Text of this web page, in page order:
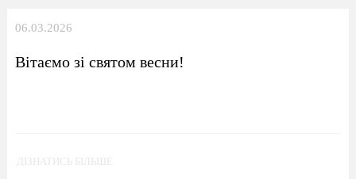
06.03.2026
Вітаємо зі святом весни!
ДІЗНАТИСЬ БІЛЬШЕ